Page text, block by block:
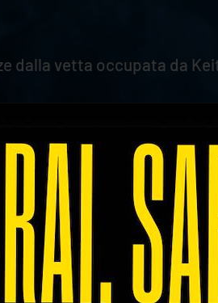
dalla vetta occupata da